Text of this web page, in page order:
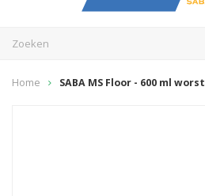
Home SABA MS Floor - 600 ml worst